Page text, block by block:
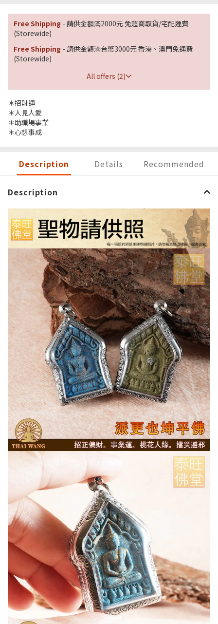
Free Shipping - 請供金額滿2000元 免超商取貨/宅配運費
(Storewide)
Free Shipping - 請供金額滿台幣3000元 香港、澳門免運費
(Storewide)
All offers (2)
＊招財運
＊人見人愛
＊助職場事業
＊心想事成
Description Details Recommended
Description